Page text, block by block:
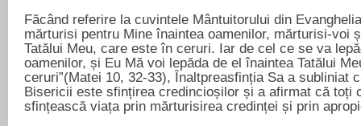
Făcând referire la cuvintele Mântuitorului din
mărturisi pentru Mine înaintea oamenilor, mărturisi-voi
Tatălui Meu, care este în ceruri. Iar de cel ce se va
oamenilor, și Eu Mă voi lepăda de el înaintea Tatălui
ceruri”(Matei 10, 32-33), Înaltpreasfinția Sa a subliniat
Bisericii este sfințirea credincioșilor și a afirmat că toți
sfințească viața prin mărturisirea credinței și prin